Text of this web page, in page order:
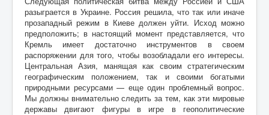
разыграется в Украине. Россия решила, что так или иначе
прозападный режим в Киеве должен уйти. Исход можно
предположить; в настоящий момент представляется, что
Кремль имеет достаточно инструментов в своем
распоряжении для того, чтобы возобладали его интересы.
Центральная Азия, манящая как своим стратегическим
географическим положением, так и своими богатыми
природными ресурсами — еще один проблемный вопрос.
Мы должны внимательно следить за тем, как эти мировые
державы двигают фигуры в игре в геополитические